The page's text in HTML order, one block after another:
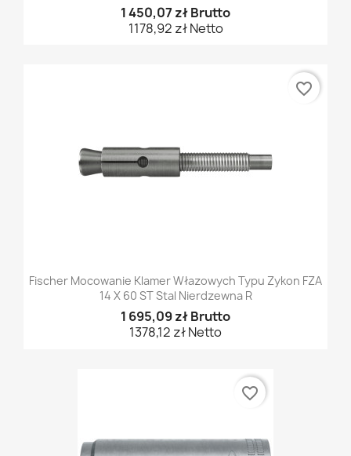
1 450,07 zł Brutto
1178,92 zł Netto
Fischer Mocowanie Klamer Włazowych Typu Zykon FZA
14 X 60 ST Stal Nierdzewna R
1 695,09 zł Brutto
1378,12 zł Netto
favorite_border
favorite_border